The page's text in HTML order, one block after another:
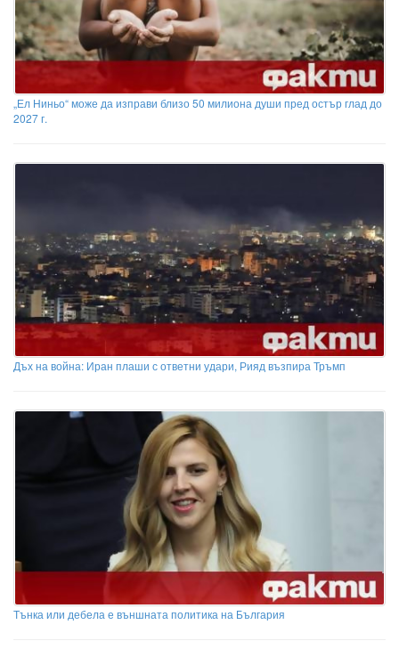
„Ел Ниньо“ може да изправи близо 50 милиона души пред остър глад до
2027 г.
Дъх на война: Иран плаши с ответни удари, Рияд възпира Тръмп
Тънка или дебела е външната политика на България